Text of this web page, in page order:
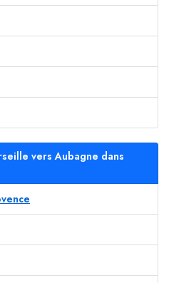
vers Aubagne dans